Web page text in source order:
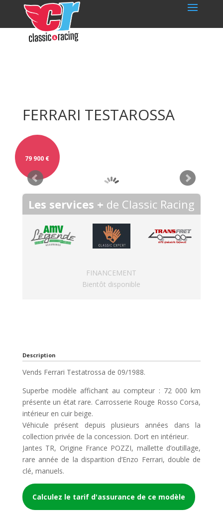
FERRARI TESTAROSSA
79 900 €
Les services + de Classic Racing
FINANCEMENT
Bientôt disponible
Description
Vends Ferrari Testatrossa de 09/1988.
Superbe modèle affichant au compteur : 72 000 km
présente un état rare. Carrosserie Rouge Rosso Corsa,
intérieur en cuir beige.
Véhicule présent depuis plusieurs années dans la
collection privée de la concession. Dort en intérieur.
Jantes TR, Origine France POZZI, mallette d’outillage,
rare année de la disparition d’Enzo Ferrari, double de
clé, manuels.
Calculez le tarif d'assurance de ce modèle